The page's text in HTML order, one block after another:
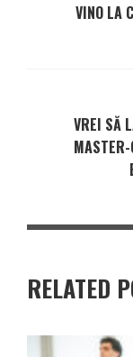
VINO LA
VREI SĂ
RELATED